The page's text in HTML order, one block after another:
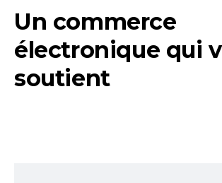
Un commerce
électronique qui
soutient